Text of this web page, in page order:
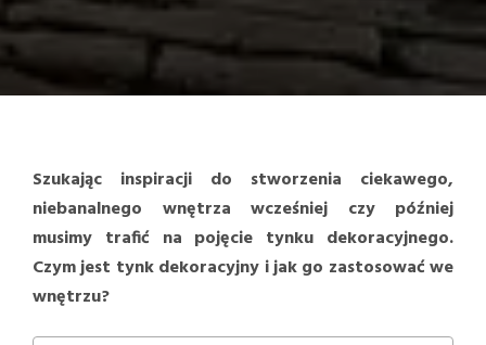
Szukając inspiracji do stworzenia ciekawego,
niebanalnego wnętrza wcześniej czy później
musimy trafić na pojęcie tynku dekoracyjnego.
Czym jest tynk dekoracyjny i jak go zastosować we
wnętrzu?